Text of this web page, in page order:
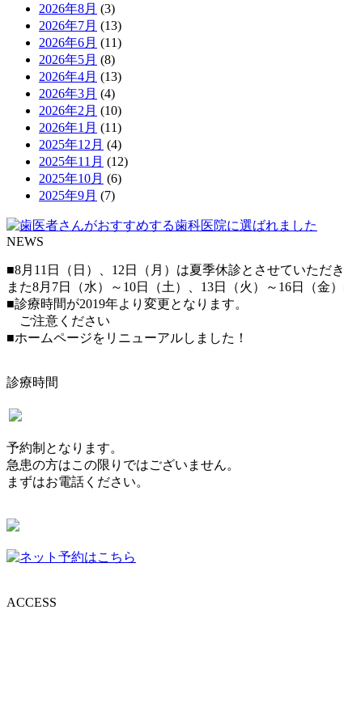
2026年8月 (3)
2026年7月 (13)
2026年6月 (11)
2026年5月 (8)
2026年4月 (13)
2026年3月 (4)
2026年2月 (10)
2026年1月 (11)
2025年12月 (4)
2025年11月 (12)
2025年10月 (6)
2025年9月 (7)
NEWS
■8月11日（日）、12日（月）は夏季休診とさせていただき
また8月7日（水）～10日（土）、13日（火）～16日（金
■診療時間が2019年より変更となります。
ご注意ください
■ホームページをリニューアルしました！
診療時間
予約制となります。
急患の方はこの限りではございません。
まずはお電話ください。
ACCESS